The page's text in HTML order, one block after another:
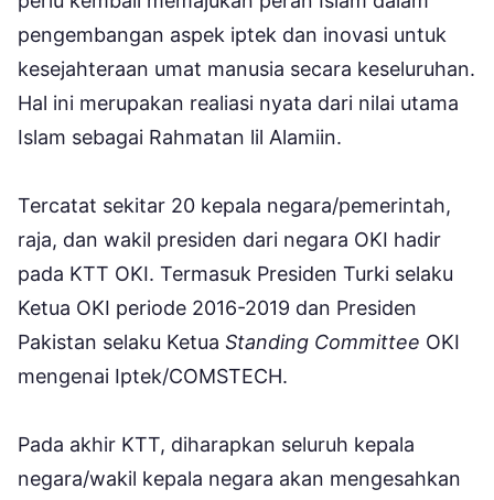
pengembangan aspek iptek dan inovasi untuk
kesejahteraan umat manusia secara keseluruhan.
Hal ini merupakan realiasi nyata dari nilai utama
Islam sebagai Rahmatan lil Alamiin.
Tercatat sekitar 20 kepala negara/pemerintah,
raja, dan wakil presiden dari negara OKI hadir
pada KTT OKI. Termasuk Presiden Turki selaku
Ketua OKI periode 2016-2019 dan Presiden
Pakistan selaku Ketua Standing Committee OKI
mengenai Iptek/COMSTECH.
Pada akhir KTT, diharapkan seluruh kepala
negara/wakil kepala negara akan mengesahkan